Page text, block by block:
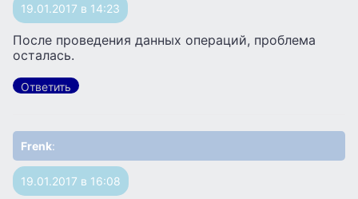
19.01.2017 в 14:23
После проведения данных операций, проблема
осталась.
Ответить
Frenk:
19.01.2017 в 16:08